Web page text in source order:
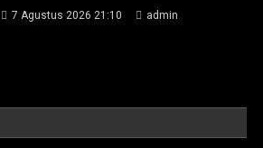
7 Agustus 2026 21:10 admin